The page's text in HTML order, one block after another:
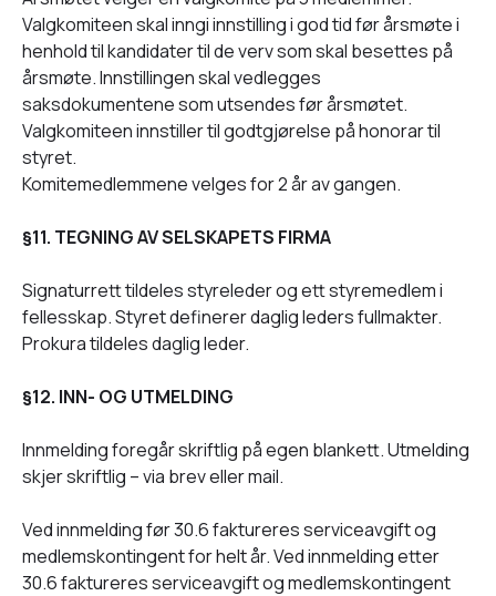
Valgkomiteen skal inngi innstilling i god tid før årsmøte i
henhold til kandidater til de verv som skal besettes på
årsmøte. Innstillingen skal vedlegges
saksdokumentene som utsendes før årsmøtet.
Valgkomiteen innstiller til godtgjørelse på honorar til
styret.
Komitemedlemmene velges for 2 år av gangen.
§11. TEGNING AV SELSKAPETS FIRMA
Signaturrett tildeles styreleder og ett styremedlem i
fellesskap. Styret definerer daglig leders fullmakter.
Prokura tildeles daglig leder.
§12. INN- OG UTMELDING
Innmelding foregår skriftlig på egen blankett. Utmelding
skjer skriftlig – via brev eller mail.
Ved innmelding før 30.6 faktureres serviceavgift og
medlemskontingent for helt år. Ved innmelding etter
30.6 faktureres serviceavgift og medlemskontingent